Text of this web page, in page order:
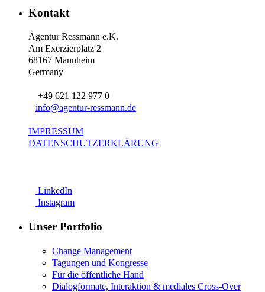
Kontakt
Agentur Ressmann e.K.
Am Exerzierplatz 2
68167 Mannheim
Germany
+49 621 122 977 0
info@agentur-ressmann.de
IMPRESSUM
DATENSCHUTZERKLÄRUNG
LinkedIn
Instagram
Unser Portfolio
Change Management
Tagungen und Kongresse
Für die öffentliche Hand
Dialogformate, Interaktion & mediales Cross-Over